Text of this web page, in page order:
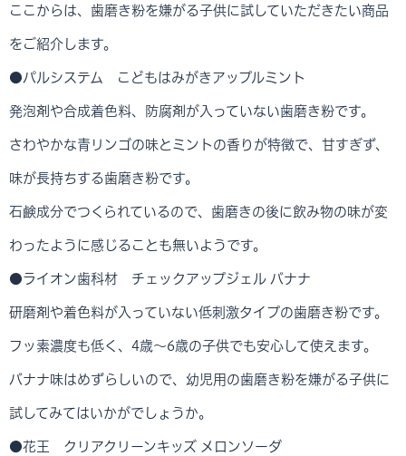
ここからは、歯磨き粉を嫌がる子供に試していただきたい商品
をご紹介します。
●パルシステム こどもはみがきアップルミント
発泡剤や合成着色料、防腐剤が入っていない歯磨き粉です。
さわやかな青リンゴの味とミントの香りが特徴で、甘すぎず、
味が長持ちする歯磨き粉です。
石鹸成分でつくられているので、歯磨きの後に飲み物の味が変
わったように感じることも無いようです。
●ライオン歯科材 チェックアップジェル バナナ
研磨剤や着色料が入っていない低刺激タイプの歯磨き粉です。
フッ素濃度も低く、4歳～6歳の子供でも安心して使えます。
バナナ味はめずらしいので、幼児用の歯磨き粉を嫌がる子供に
試してみてはいかがでしょうか。
●花王 クリアクリーンキッズ メロンソーダ